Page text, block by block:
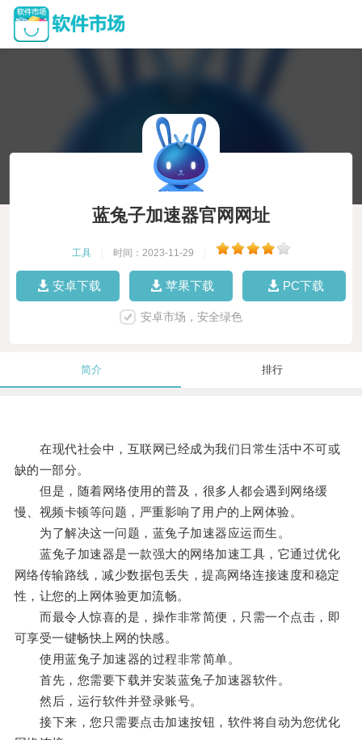
蓝兔子加速器官网网址
工具 时间：2023-11-29
安卓下载 苹果下载 PC下载
安卓市场，安全绿色
简介 排行
在现代社会中，互联网已经成为我们日常生活中不可或
缺的一部分。
但是，随着网络使用的普及，很多人都会遇到网络缓
慢、视频卡顿等问题，严重影响了用户的上网体验。
为了解决这一问题，蓝兔子加速器应运而生。
蓝兔子加速器是一款强大的网络加速工具，它通过优化
网络传输路线，减少数据包丢失，提高网络连接速度和稳定
性，让您的上网体验更加流畅。
而最令人惊喜的是，操作非常简便，只需一个点击，即
可享受一键畅快上网的快感。
使用蓝兔子加速器的过程非常简单。
首先，您需要下载并安装蓝兔子加速器软件。
然后，运行软件并登录账号。
接下来，您只需要点击加速按钮，软件将自动为您优化